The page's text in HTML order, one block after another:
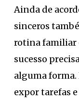
Ainda de
sinceros
rotina familiar
sucesso
alguma forma.
expor tarefas